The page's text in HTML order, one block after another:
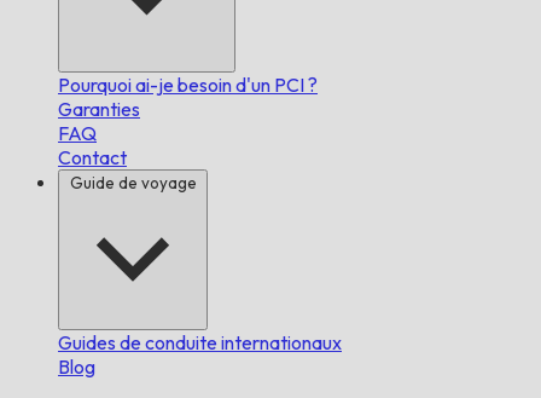
Pourquoi ai-je besoin d'un PCI ?
Garanties
FAQ
Contact
Guide de voyage
Guides de conduite internationaux
Blog